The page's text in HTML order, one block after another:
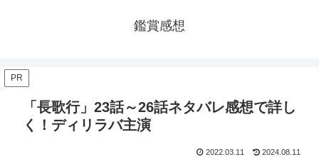
鑑賞感想
PR
「長歌行」23話～26話ネタバレ感想で詳し
く！ディリラバ主演
2022.03.11 2024.08.11